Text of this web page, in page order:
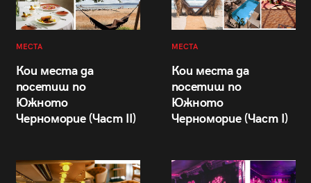
МЕСТА
Кои места да
посетиш по
Южното
Черноморие (Част II)
МЕСТА
Кои места да
посетиш по
Южното
Черноморие (Част I)